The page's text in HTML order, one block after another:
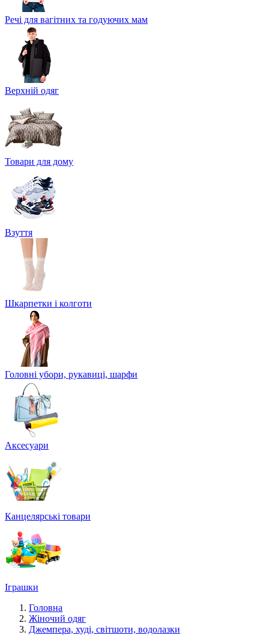
Речі для вагітних та годуючих мам
Верхній одяг
Товари для дому
Взуття
Шкарпетки і колготи
Головні убори, рукавиці, шарфи
Аксесуари
Канцелярські товари
Іграшки
Головна
Жіночий одяг
Джемпера, худі, світшоти, водолазки